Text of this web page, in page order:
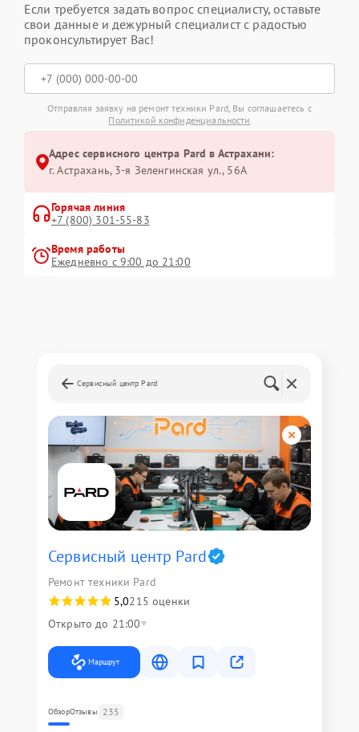
Если требуется задать вопрос специалисту, оставьте
свои данные и дежурный специалист с радостью
проконсультирует Вас!
Отправляя заявку на ремонт техники Pard, Вы соглашаетесь с
Политикой конфиденциальности
Адрес сервисного центра Pard в Астрахани:
г. Астрахань, 3-я Зеленгинская ул., 56А
Горячая линия
+7 (800) 301-55-83
Время работы
Ежедневно с 9:00 до 21:00
Сервисный центр Pard
Сервисный центр Pard
Ремонт техники Pard
5,0215 оценки
Открыто до 21:00
Маршрут
ОбзорОтзывы 235